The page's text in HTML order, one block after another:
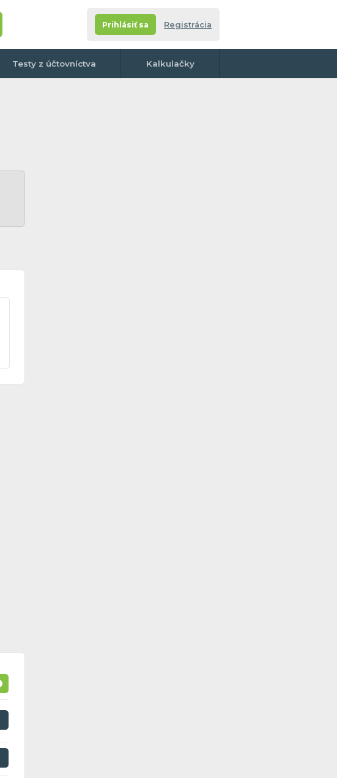
Prihlásiť sa Registrácia
Testy z účtovníctva Kalkulačky